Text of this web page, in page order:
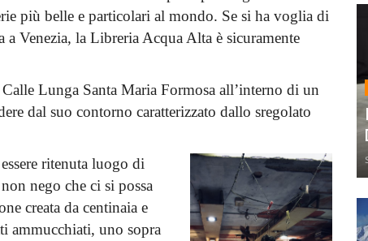
più belle e particolari al mondo. Se si ha voglia di
Venezia, la Libreria Acqua Alta è sicuramente
Lunga Santa Maria Formosa all’interno di un
dal suo contorno caratterizzato dallo sregolato
ritenuta luogo di
nego che ci si possa
creata da centinaia e
ammucchiati, uno sopra